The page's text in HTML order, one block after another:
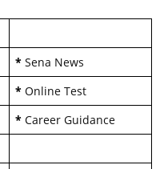
* Sena News
* Online Test
* Career Guidance